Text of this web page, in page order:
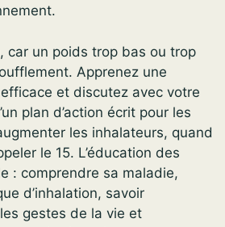
car un poids trop bas ou trop
Apprenez une
efficace et discutez avec votre
plan d’action écrit pour les
les inhalateurs, quand
le 15. L’éducation des
: comprendre sa maladie,
d’inhalation, savoir
gestes de la vie et